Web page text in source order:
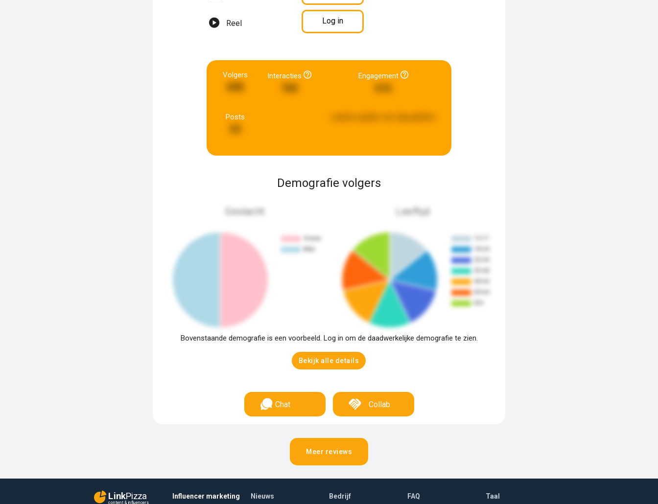
Reel Log in
Volgers
898
Interacties
768
Engagement
Posts
Demografie volgers
Geslacht Leeftijd
Bovenstaande demografie is een voorbeeld. Log in om de daadwerkelijke demografie te zien.
Bekijk alle details
Chat Collab
Meer reviews
LinkPizza
content & influencers
Influencer marketing Nieuws Bedrijf FAQ Taal